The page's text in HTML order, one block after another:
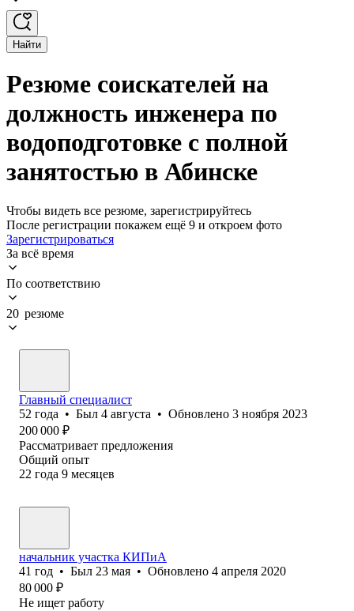
Найти
Резюме соискателей на
должность инженера по
водоподготовке с полной
занятостью в Абинске
Чтобы видеть все резюме, зарегистрируйтесь
После регистрации покажем ещё 9 и откроем фото
Зарегистрироваться
За всё время
По соответствию
20 резюме
Главный специалист
52 года • Был 4 августа • Обновлено 3 ноября 2023
200 000 ₽
Рассматривает предложения
Общий опыт
22 года 9 месяцев
начальник участка КИПиА
41 год • Был 23 мая • Обновлено 4 апреля 2020
80 000 ₽
Не ищет работу